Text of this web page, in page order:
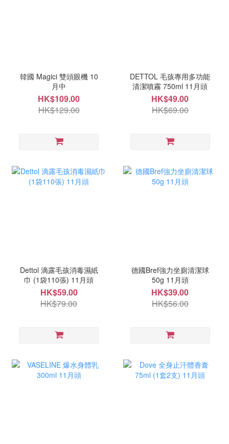
韓國 Magici 雙頭眼機 10
月中
HK$109.00
HK$129.00
DETTOL 毛孩專用多功能
清潔噴霧 750ml 11月頭
HK$49.00
HK$69.00
Dettol 滴露毛孩消毒濕紙
巾 (1袋110張) 11月頭
HK$59.00
HK$79.00
德國Bref強力坐廁清潔球
50g 11月頭
HK$39.00
HK$56.00